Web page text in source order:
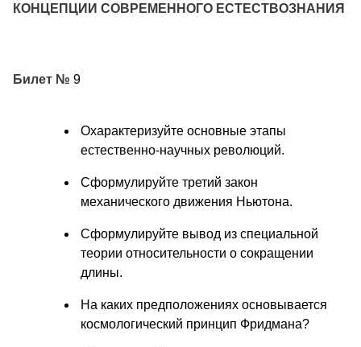
КОНЦЕПЦИИ СОВРЕМЕННОГО ЕСТЕСТВОЗНАНИЯ
Билет № 9
Охарактеризуйте основные этапы
естественно-научных революций.
Сформулируйте третий закон
механического движения Ньютона.
Сформулируйте вывод из специальной
теории относительности о сокращении
длины.
На каких предположениях основывается
космологический принцип Фридмана?